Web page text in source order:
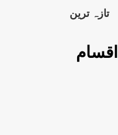
اقسام
تازہ ترین